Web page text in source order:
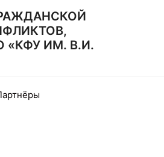
«КФУ ИМ. В.И.